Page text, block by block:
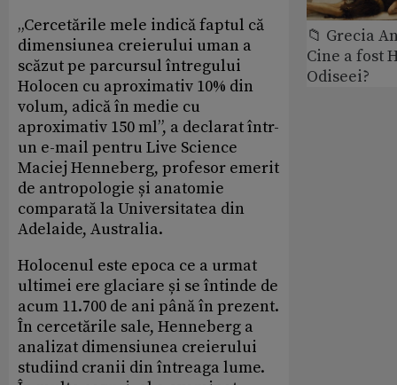
„Cercetările mele indică faptul că
dimensiunea creierului uman a
scăzut pe parcursul întregului
Holocen cu aproximativ 10% din
volum, adică în medie cu
aproximativ 150 ml”, a declarat într-
un e-mail pentru Live Science
Maciej Henneberg, profesor emerit
de antropologie și anatomie
comparată la Universitatea din
Adelaide, Australia.
Holocenul este epoca ce a urmat
ultimei ere glaciare și se întinde de
acum 11.700 de ani până în prezent.
În cercetările sale, Henneberg a
analizat dimensiunea creierului
studiind cranii din întreaga lume.
📁 Grecia
Cine a fost
Odiseei?